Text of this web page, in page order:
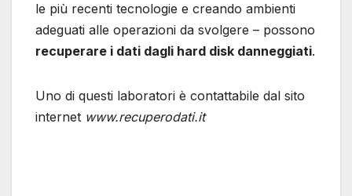
le più recenti tecnologie e creando ambienti
adeguati alle operazioni da svolgere – possono
recuperare i dati dagli hard disk danneggiati.
Uno di questi laboratori è contattabile dal sito
internet www.recuperodati.it